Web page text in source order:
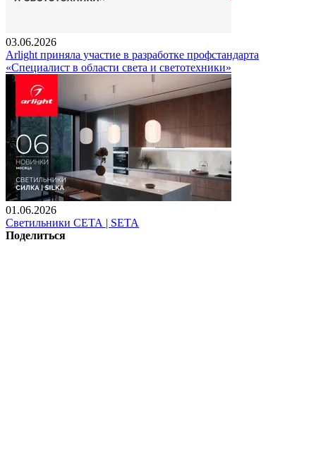
03.06.2026
Arlight приняла участие в разработке профстандарта
«Специалист в области света и светотехники»
01.06.2026
Светильники СЕТА | SETA
Поделиться